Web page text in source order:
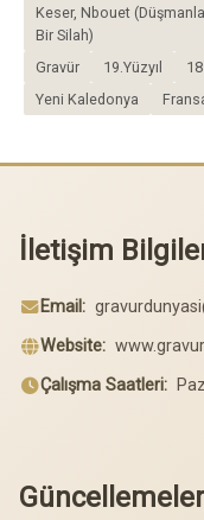
Keser, Nbouet
Bir Silah)
Gravür
19.Yüzyıl
Yeni Kaledonya
İletişim
Email:
Website:
Çalışma Saatleri: